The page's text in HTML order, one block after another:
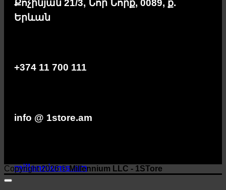
Քոչինյան 21/3, Նոր Նորք, 0089, ք.
Երևան
+374 11 700 111
info @ 1store.am
millenniums.am
Copyright 2026 ©Millennium LLC - 1STore